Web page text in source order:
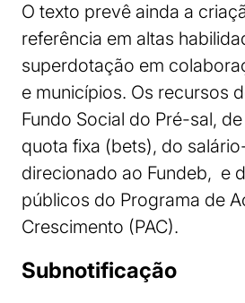
O texto prevê ainda a
referência em altas
superdotação em
e municípios. Os recursos
Fundo Social do Pré-sal,
quota fixa (bets), do
direcionado ao Fundeb, e
públicos do Programa de
Crescimento (PAC).
Subnotificação